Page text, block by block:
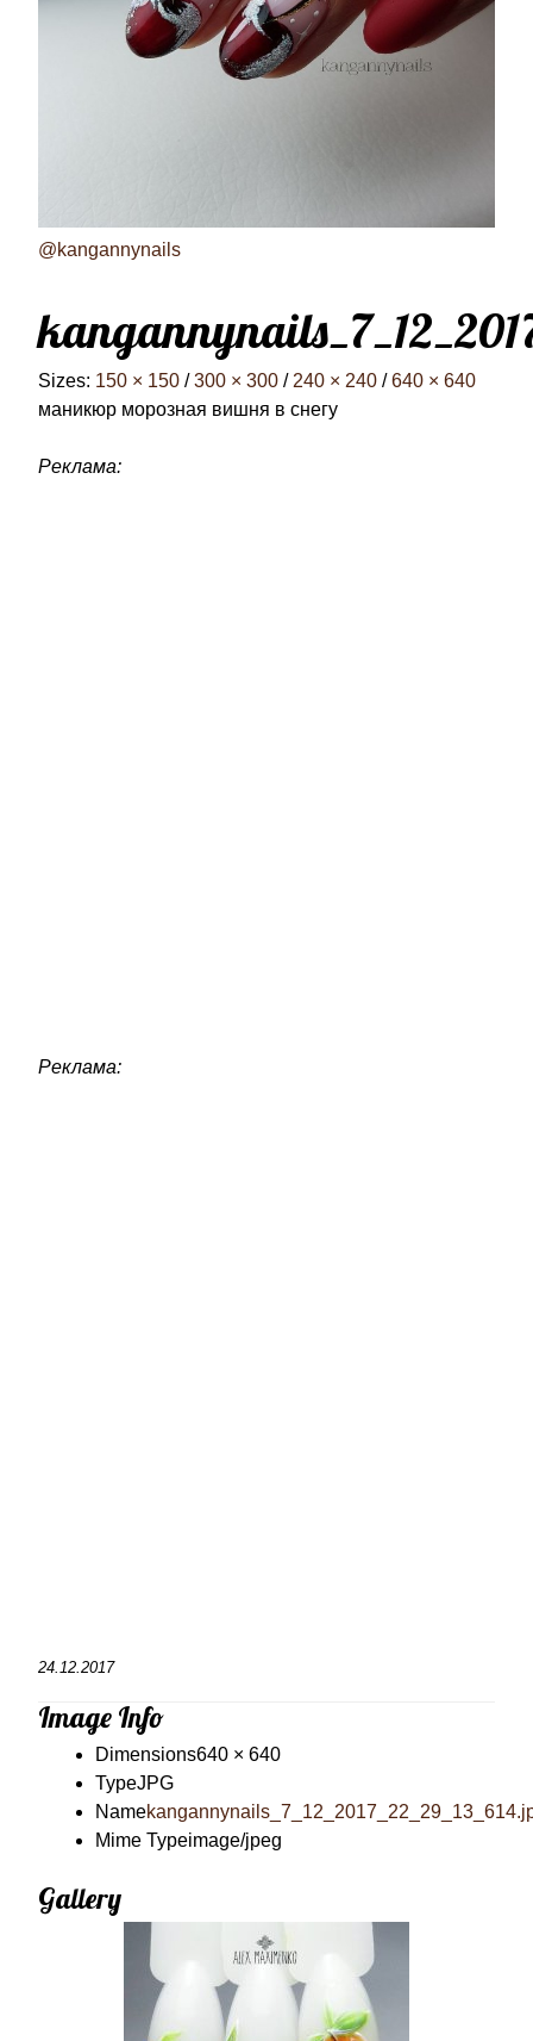
@kangannynails
Sizes: 150 × 150 / 300 × 300 / 240 × 240 / 640 × 640
маникюр морозная вишня в снегу
Реклама:
Реклама:
24.12.2017
Image Info
Dimensions640 × 640
TypeJPG
Name
Mime Typeimage/jpeg
Gallery